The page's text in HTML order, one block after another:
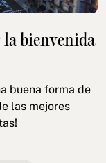
la bienvenida
buena forma de
las mejores